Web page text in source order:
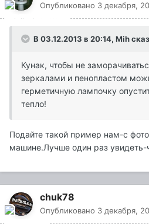
Опубликовано 3 декабря,
В 03.12.2013 в 20:14, Mih
Кунак, чтобы не
зеркалами и пенопластом
герметичную лампочку
тепло!
Подайте такой пример нам-с
машине.Лучше один раз
chuk78
Опубликовано 3 декабря,